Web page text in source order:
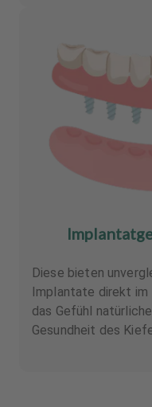
Diese bieten
Implantate direkt im
das Gefühl
Gesundheit des